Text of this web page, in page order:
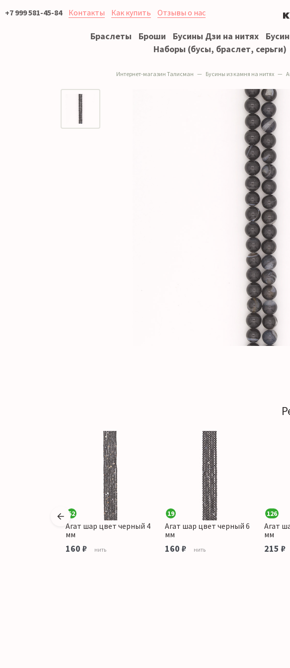
+7 999 581-45-84 Контакты Как купить Отзывы о нас
Браслеты Броши Бусины Дзи на нитях
Наборы (бусы, браслет, серьги)
Интернет-магазин Талисман Бусины из камня на нитях
52
Агат шар цвет черный 4
мм
160 ₽ нить
19
Агат шар цвет черный 6
мм
160 ₽ нить
126
Агат
мм
215 ₽